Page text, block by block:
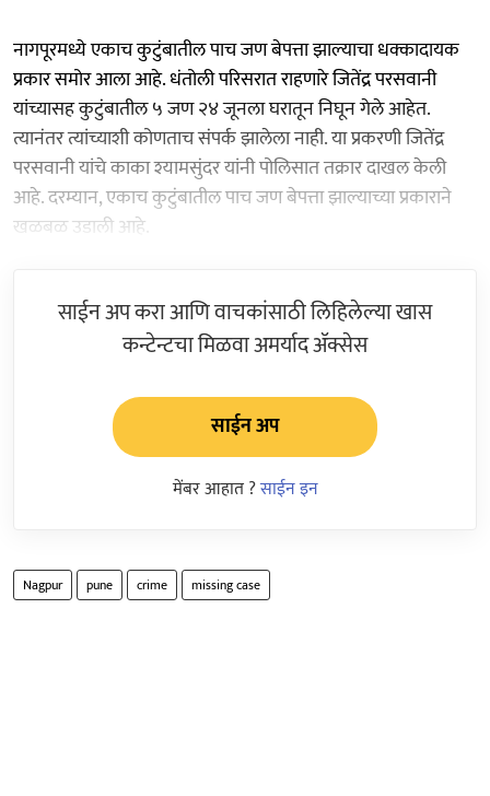
नागपूरमध्ये एकाच कुटुंबातील पाच जण बेपत्ता झाल्याचा धक्कादायक
प्रकार समोर आला आहे. धंतोली परिसरात राहणारे जितेंद्र परसवानी
यांच्यासह कुटुंबातील ५ जण २४ जूनला घरातून निघून गेले आहेत.
त्यानंतर त्यांच्याशी कोणताच संपर्क झालेला नाही. या प्रकरणी जितेंद्र
परसवानी यांचे काका श्यामसुंदर यांनी पोलिसात तक्रार दाखल केली
आहे. दरम्यान, एकाच कुटुंबातील पाच जण बेपत्ता झाल्याच्या प्रकाराने
खळबळ उडाली आहे.
साईन अप करा आणि वाचकांसाठी लिहिलेल्या खास
कन्टेन्टचा मिळवा अमर्याद ॲक्सेस
साईन अप
मेंबर आहात ?साईन इन
Nagpur pune crime missing case